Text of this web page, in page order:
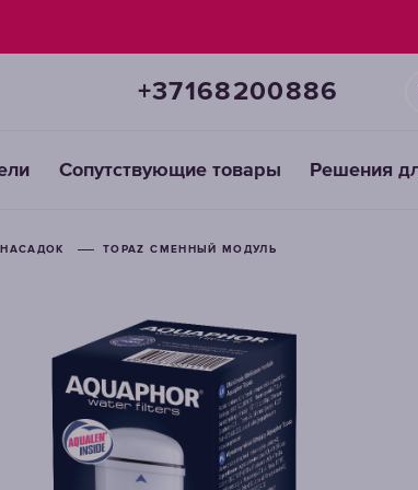
+37168200886
Сопутствующие товары Решения
TOPAZ CМЕННЫЙ МОДУЛЬ
TOPAZ CМЕННЫЙ МОДУЛЬ